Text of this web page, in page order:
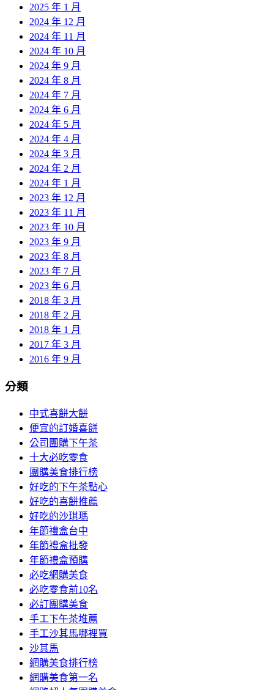
2025 年 1 月
2024 年 12 月
2024 年 11 月
2024 年 10 月
2024 年 9 月
2024 年 8 月
2024 年 7 月
2024 年 6 月
2024 年 5 月
2024 年 4 月
2024 年 3 月
2024 年 2 月
2024 年 1 月
2023 年 12 月
2023 年 11 月
2023 年 10 月
2023 年 9 月
2023 年 8 月
2023 年 7 月
2023 年 6 月
2018 年 3 月
2018 年 2 月
2018 年 1 月
2017 年 3 月
2016 年 9 月
分類
中式喜餅大餅
便宜的訂婚喜餅
公司團購下午茶
十大必吃零食
團購美食排行榜
好吃的下午茶點心
好吃的喜餅推薦
好吃的沙琪瑪
年節禮盒台中
年節禮盒批發
年節禮盒預購
必吃網購美食
必吃零食前10名
必訂團購美食
手工下午茶堆薦
手工沙其馬哪裡買
沙其馬
網購美食排行榜
網購美食第一名